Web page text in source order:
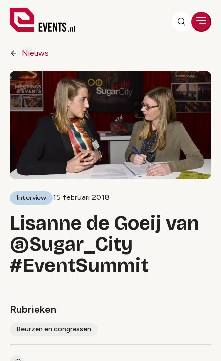
Nieuws
Interview 15 februari 2018
Lisanne de Goeij van
@Sugar_City
#EventSummit
Rubrieken
Beurzen en congressen